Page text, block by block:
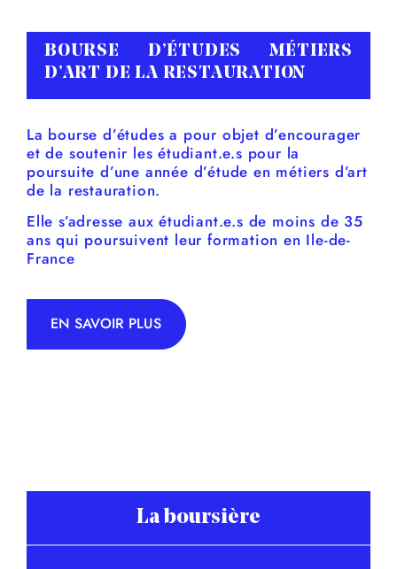
BOURSE D’ÉTUDES MÉTIERS
D’ART DE LA RESTAURATION
La bourse d’études a pour objet d’encourager
et de soutenir les étudiant.e.s pour la
poursuite d’une année d’étude en métiers d’art
de la restauration.
Elle s’adresse aux étudiant.e.s de moins de 35
ans qui poursuivent leur formation en Ile-de-
France
EN SAVOIR PLUS
La boursière